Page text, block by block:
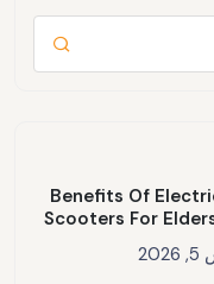
Benefits Of
Scooters For